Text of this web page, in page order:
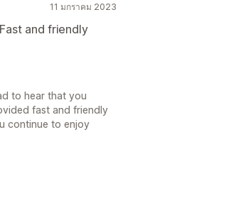
11 มกราคม 2023
and friendly
to hear that you
fast and friendly
continue to enjoy